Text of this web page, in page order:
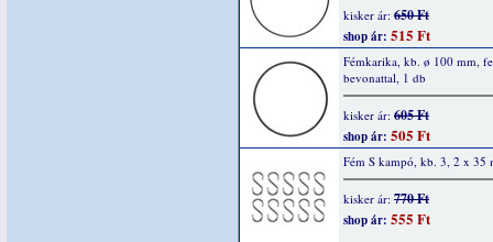
kisker ár: 650 Ft
shop ár: 515 Ft
Fémkarika, kb. ø 100 mm,
bevonattal, 1 db
kisker ár: 605 Ft
shop ár: 505 Ft
Fém S kampó, kb. 3, 2 x 35
kisker ár: 770 Ft
shop ár: 555 Ft